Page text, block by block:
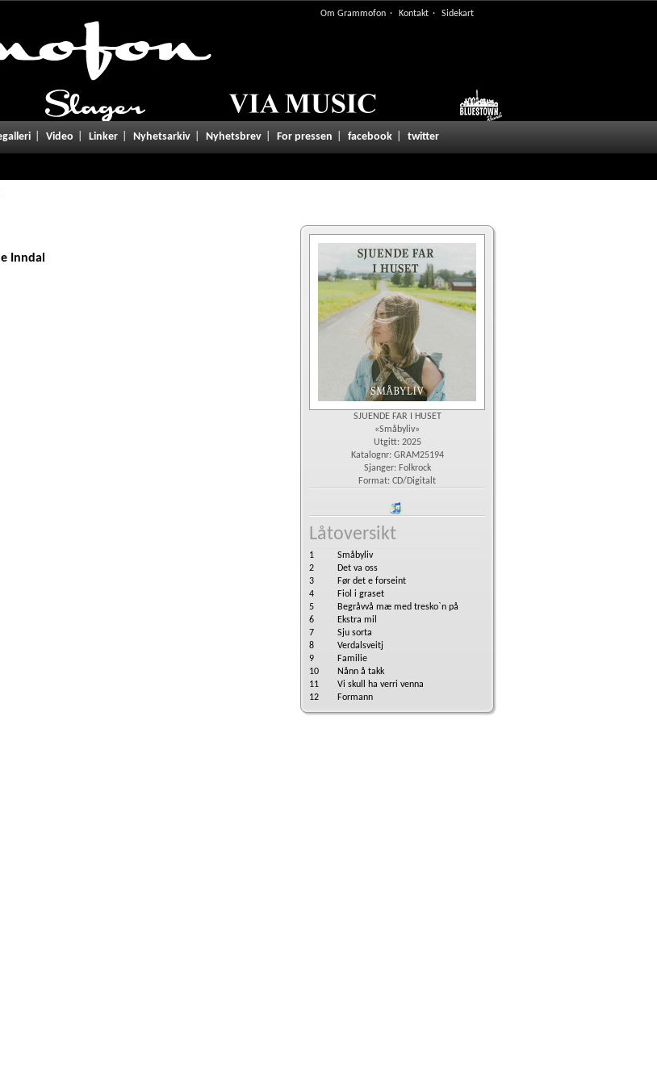
101 Om Grammofon Kontakt Sidekart
Video Linker Nyhetsarkiv Nyhetsbrev For pressen facebook twitter
Inndal
SJUENDE FAR I HUSET
«Småbyliv»
Utgitt: 2025
Katalognr: GRAM25194
Sjanger: Folkrock
Format: CD/Digitalt
iTunes
Låtoversikt
1
Småbyliv
2
Det va oss
3
Før det e forseint
4
Fiol i graset
5
Begråvvå mæ med tresko`n på
6
Ekstra mil
7
Sju sorta
8
Verdalsveitj
9
Familie
10
Nånn å takk
11
Vi skull ha verri venna
12
Formann